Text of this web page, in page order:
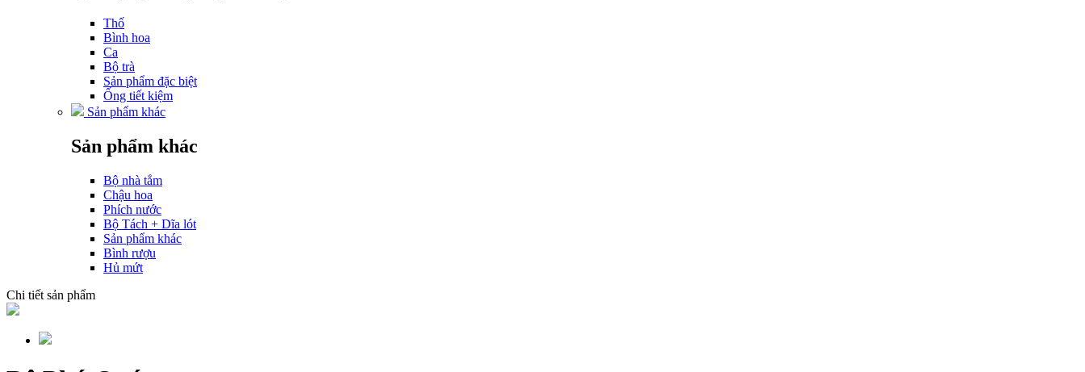
Thố
Bình hoa
Ca
Bộ trà
Sản phẩm đặc biệt
Ống tiết kiệm
Sản phẩm khác
Sản phẩm khác
Bộ nhà tắm
Chậu hoa
Phích nước
Bộ Tách + Dĩa lót
Sản phẩm khác
Bình rượu
Hủ mứt
Chi tiết sản phẩm